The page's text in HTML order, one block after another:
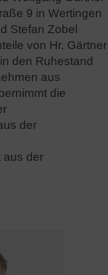
9 in Wertingen
Stefan Zobel
von Hr. Gärtner
den Ruhestand
aus
die
der
aus der